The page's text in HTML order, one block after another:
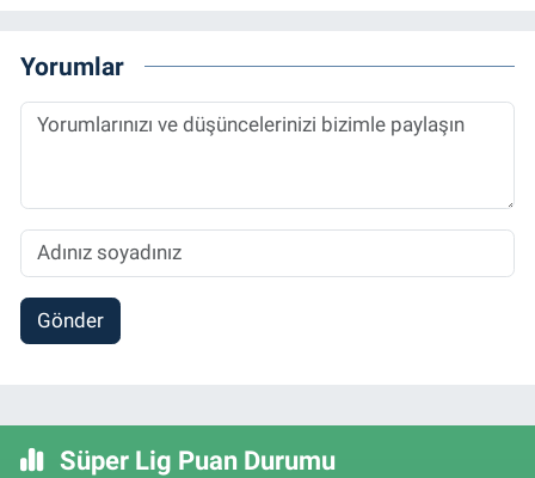
Yorumlar
Gönder
Süper Lig Puan Durumu